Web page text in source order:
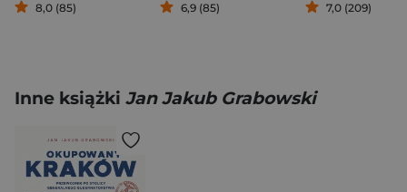
8,0 (85) 6,9 (85) 7,0 (209)
Inne książki Jan Jakub Grabowski